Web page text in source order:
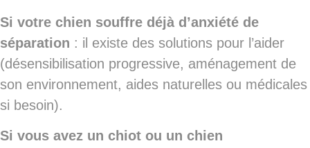
Si votre chien souffre déjà d’anxiété de
séparation : il existe des solutions pour l’aider
(désensibilisation progressive, aménagement de
son environnement, aides naturelles ou médicales
si besoin).
Si vous avez un chiot ou un chien